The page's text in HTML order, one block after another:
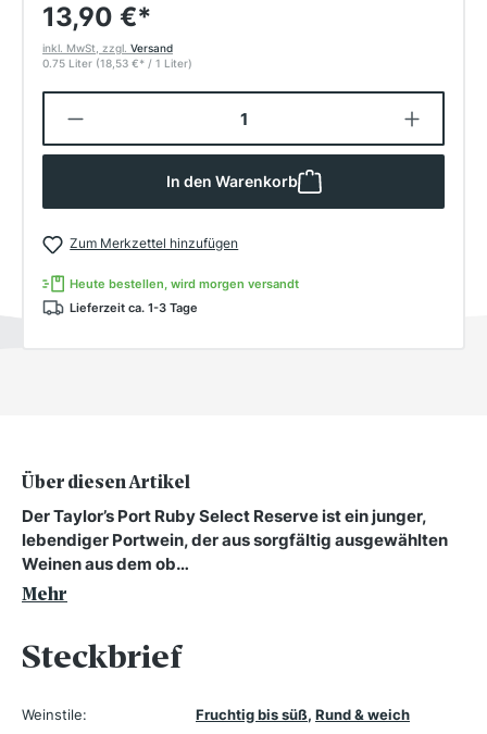
13,90 €*
inkl. MwSt, zzgl. Versand
0.75 Liter (18,53 €* / 1 Liter)
Produkt Anzahl: Gib den
In den Warenkorb
Zum Merkzettel hinzufügen
Heute bestellen, wird morgen versandt
Lieferzeit ca. 1-3 Tage
Über diesen Artikel
Der Taylor’s Port Ruby Select Reserve ist ein junger,
lebendiger Portwein, der aus sorgfältig ausgewählten
Weinen aus dem ob…
Mehr
Steckbrief
Weinstile: Fruchtig bis süß, Rund & weich